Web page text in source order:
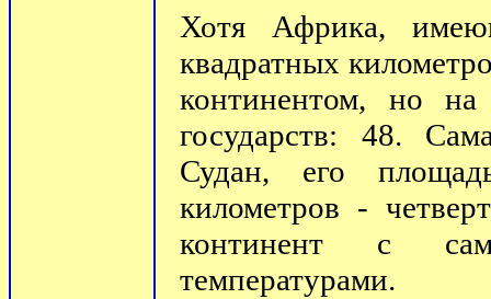
Хотя Африка,
квадратных
континентом, но
государств: 48.
Судан, его
километров -
континент с
температурами.